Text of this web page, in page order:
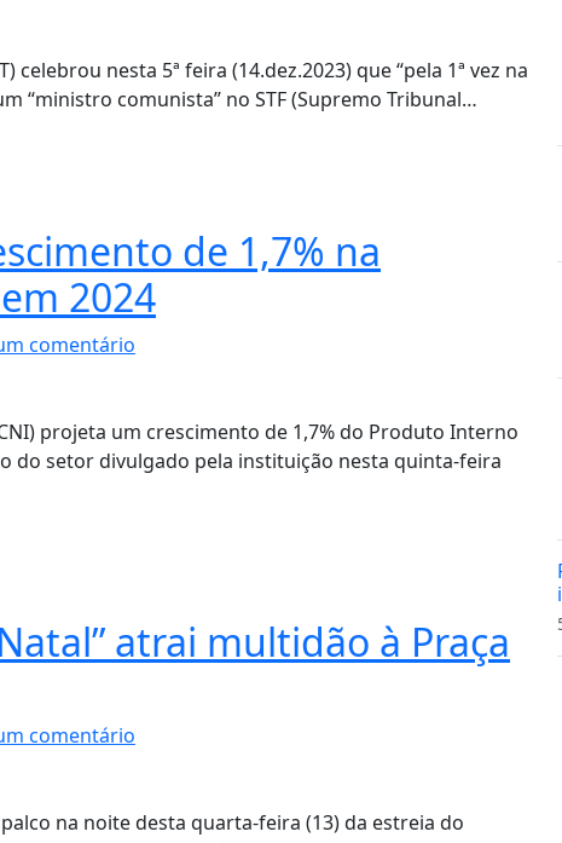
celebrou nesta 5ª feira (14.dez.2023) que “pela 1ª vez na
“ministro comunista” no STF (Supremo Tribunal…
de 1,7% na
2024
comentário
projeta um crescimento de 1,7% do Produto Interno
do setor divulgado pela instituição nesta quinta-feira
atrai multidão à Praça
comentário
na noite desta quarta-feira (13) da estreia do